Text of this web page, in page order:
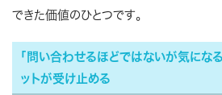
できた価値のひとつです。
「問い合わせるほどではないが気になる
ットが受け止める